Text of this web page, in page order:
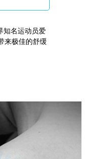
知名运动员爱
来极佳的舒缓